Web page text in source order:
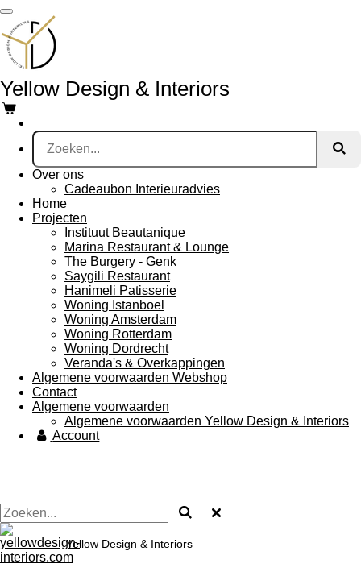
Ga
direct
naar
de
hoofdinhoud
Yellow Design & Interiors
Over ons
Cadeaubon Interieuradvies
Home
Projecten
Instituut Beautanique
Marina Restaurant & Lounge
The Burgery - Genk
Saygili Restaurant
Hanimeli Patisserie
Woning Istanboel
Woning Amsterdam
Woning Rotterdam
Woning Dordrecht
Veranda's & Overkappingen
Algemene voorwaarden Webshop
Contact
Algemene voorwaarden
Algemene voorwaarden Yellow Design & Interiors
Account
Yellow Design & Interiors